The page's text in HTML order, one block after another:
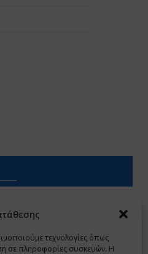
τεχνολογίες όπως
σε πληροφορίες συσκευών. Η